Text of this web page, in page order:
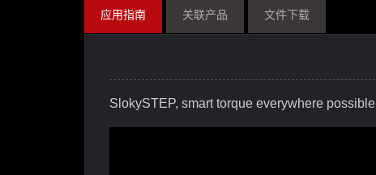
应用指南 关联产品 文件下载
SlokySTEP, smart torque everywhere possible